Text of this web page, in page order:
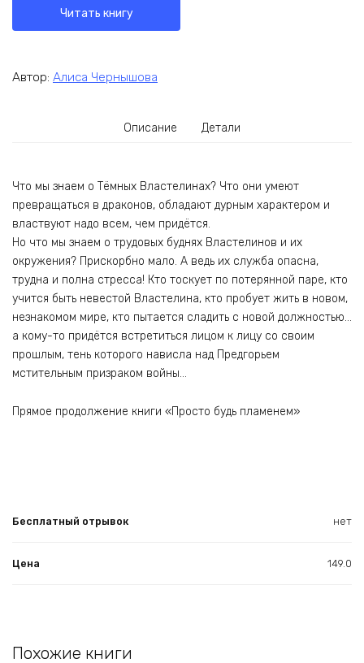
Читать книгу
Автор: Алиса Чернышова
Описание Детали
Что мы знаем о Тёмных Властелинах? Что они умеют
превращаться в драконов, обладают дурным характером и
властвуют надо всем, чем придётся.
Но что мы знаем о трудовых буднях Властелинов и их
окружения? Прискорбно мало. А ведь их служба опасна,
трудна и полна стресса! Кто тоскует по потерянной паре, кто
учится быть невестой Властелина, кто пробует жить в новом,
незнакомом мире, кто пытается сладить с новой должностью…
а кому-то придётся встретиться лицом к лицу со своим
прошлым, тень которого нависла над Предгорьем
мстительным призраком войны…
Прямое продолжение книги «Просто будь пламенем»
Бесплатный отрывок нет
Цена 149.0
Похожие книги